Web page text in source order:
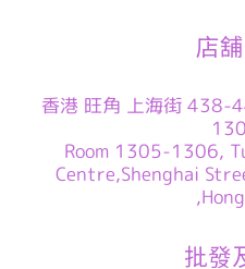
店
香港 旺角 上海街 438-
Room 1305-1306,
Centre,Shenghai
批發